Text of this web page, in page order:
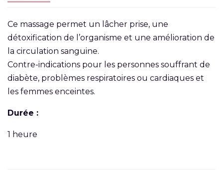
Ce massage permet un lâcher prise, une
détoxification de l’organisme et une amélioration de
la circulation sanguine.
Contre-indications pour les personnes souffrant de
diabète, problèmes respiratoires ou cardiaques et
les femmes enceintes.
Durée :
1 heure